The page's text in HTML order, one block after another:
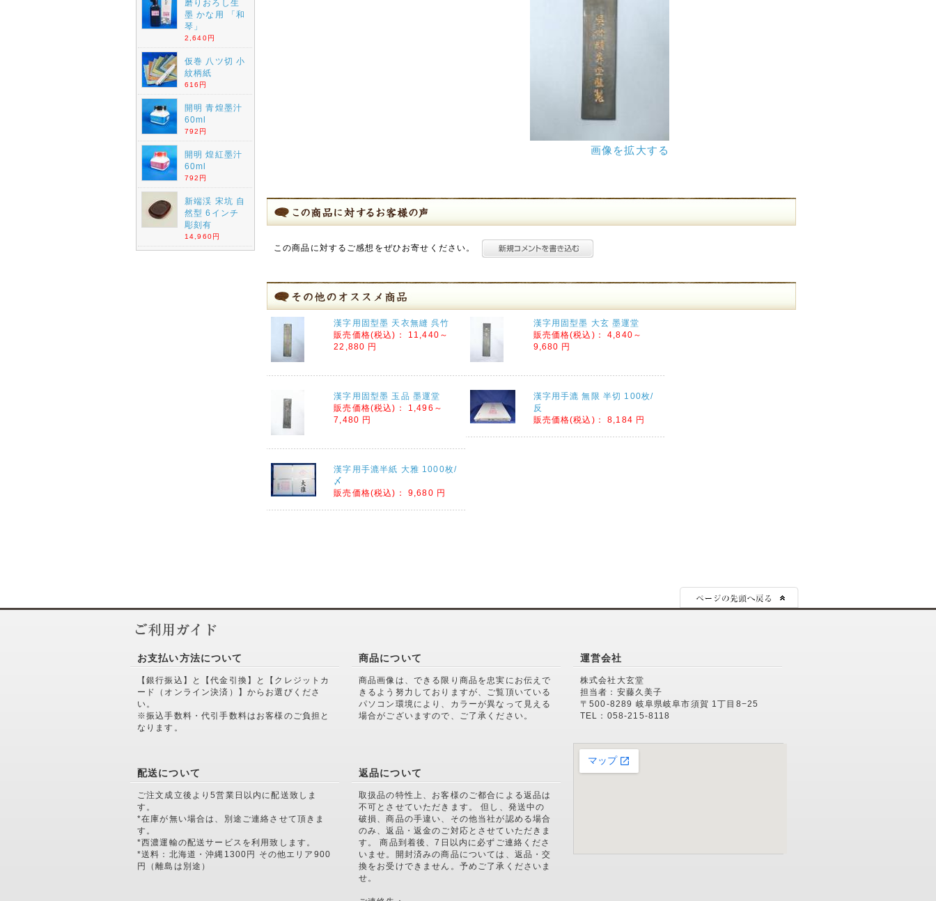
磨りおろし生
墨 かな用 「和
琴」
2,640円
仮巻 八ツ切 小
紋柄紙
616円
開明 青煌墨汁
60ml
792円
開明 煌紅墨汁
60ml
792円
新端渓 宋坑 自
然型 6インチ
彫刻有
14,960円
画像を拡大する
この商品に対するご感想をぜひお寄せください。
漢字用固型墨 天衣無縫 呉竹
販売価格(税込)：
11,440～
22,880 円
漢字用固型墨 大玄 墨運堂
販売価格(税込)：
4,840～
9,680 円
漢字用固型墨 玉品 墨運堂
販売価格(税込)：
1,496～
7,480 円
漢字用手漉 無限 半切 100枚/
反
販売価格(税込)：
8,184 円
漢字用手漉半紙 大雅 1000枚/
〆
販売価格(税込)：
9,680 円
お支払い方法について
【銀行振込】と【代金引換】と【クレジットカ
ード（オンライン決済）】からお選びくださ
い。
※振込手数料・代引手数料はお客様のご負担と
なります。
配送について
ご注文成立後より5営業日以内に配送致しま
す。
*在庫が無い場合は、別途ご連絡させて頂きま
す。
*西濃運輸の配送サービスを利用致します。
*送料：北海道・沖縄1300円 その他エリア900
円（離島は別途）
商品について
商品画像は、できる限り商品を忠実にお伝えで
きるよう努力しておりますが、ご覧頂いている
パソコン環境により、カラーが異なって見える
場合がございますので、ご了承ください。
返品について
取扱品の特性上、お客様のご都合による返品は
不可とさせていただきます。 但し、発送中の
破損、商品の手違い、その他当社が認める場合
のみ、返品・返金のご対応とさせていただきま
す。 商品到着後、7日以内に必ずご連絡くださ
いませ。開封済みの商品については、返品・交
換をお受けできません。予めご了承くださいま
せ。
運営会社
株式会社大玄堂
担当者：安藤久美子
〒500-8289 岐阜県岐阜市須賀 1丁目8−25
TEL：058-215-8118